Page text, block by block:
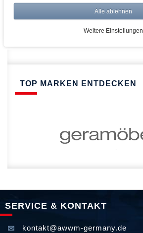
Über 20.000 Artikel
Schnelle Lieferung
TOP MARKEN ENTDECKEN
SERVICE & KONTAKT
kontakt@awwm-germany.de
Alle ablehnen
Weitere Einstellungen